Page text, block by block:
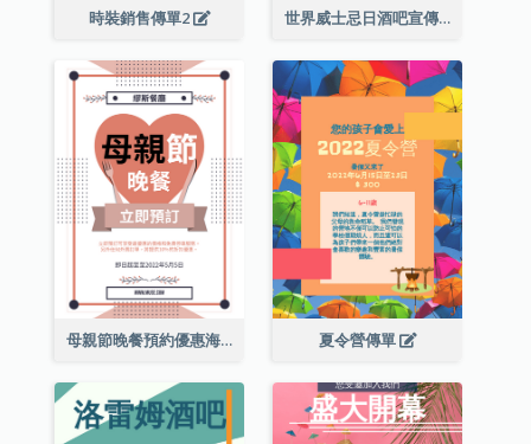
時裝銷售傳單2 世界威士忌日酒吧宣傳傳單
母親節晚餐預約優惠海報 夏令營傳單